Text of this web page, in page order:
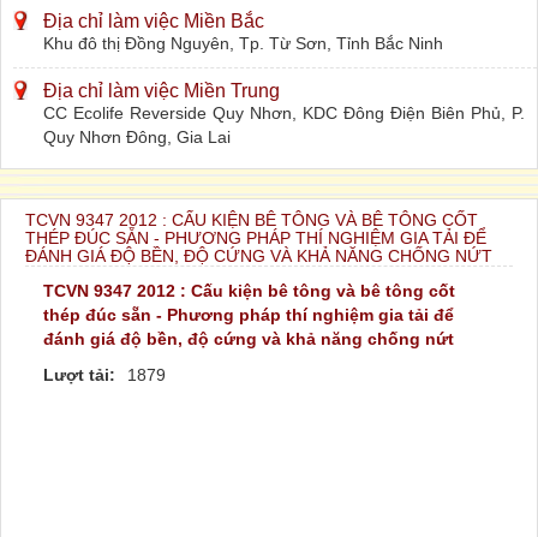
Địa chỉ làm việc Miền Bắc
Khu đô thị Đồng Nguyên, Tp. Từ Sơn, Tỉnh Bắc Ninh
Địa chỉ làm việc Miền Trung
CC Ecolife Reverside Quy Nhơn, KDC Đông Điện Biên Phủ, P.
Quy Nhơn Đông, Gia Lai
TCVN 9347 2012 : CẤU KIỆN BÊ TÔNG VÀ BÊ TÔNG CỐT
THÉP ĐÚC SẴN - PHƯƠNG PHÁP THÍ NGHIỆM GIA TẢI ĐỂ
ĐÁNH GIÁ ĐỘ BỀN, ĐỘ CỨNG VÀ KHẢ NĂNG CHỐNG NỨT
TCVN 9347 2012 : Cấu kiện bê tông và bê tông cốt
thép đúc sẵn - Phương pháp thí nghiệm gia tải để
đánh giá độ bền, độ cứng và khả năng chống nứt
Lượt tải:
1879